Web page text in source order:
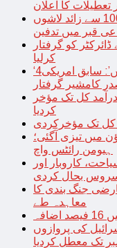
کا اعلان
غزہ کے الشفاء اسپتال سے ملنے والی 100 سے زائد لاشوں
قبر میں تدفین
کو گرفتار
کرلیا
‘4ہزار فلسطینی بچوں کا قتل کافی نہیں’: سابق امریکی
کامشیر گرفتار
کل تک مؤخر
کردیا
کل تک مؤخرکردی
میں تیزی آگئی؛
ہیومن رائٹس واچ
کاروبار اور
سروس بحال کردی
میں 4 روزہ عارضی جنگ بندی کا
معاہدہ طے
کی پروازوں